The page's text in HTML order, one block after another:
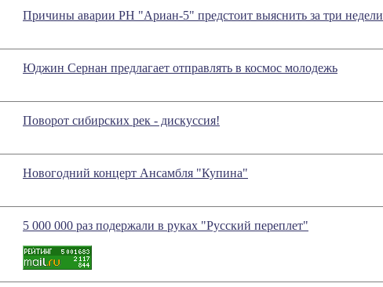
Причины аварии РН "Ариан-5" предстоит выяснить за три недели
Юджин Сернан предлагает отправлять в космос молодежь
Поворот сибирских рек - дискуссия!
Новогодний концерт Ансамбля "Купина"
5 000 000 раз подержали в руках "Русский переплет"